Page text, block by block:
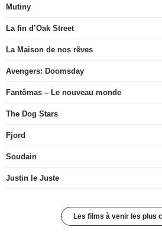
Mutiny
La fin d’Oak Street
La Maison de nos rêves
Avengers: Doomsday
Fantômas – Le nouveau monde
The Dog Stars
Fjord
Soudain
Justin le Juste
Les films à venir les plus